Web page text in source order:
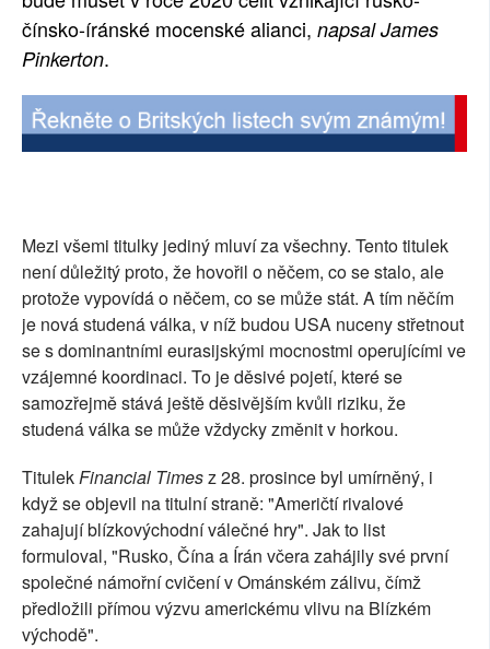
SOCIÁLNÍ SÍTĚ
PLNÁ VERZE STRÁNEK
čínsko-íránské mocenské alianci, napsal James
Pinkerton.
Mezi všemi titulky jediný mluví za všechny. Tento titulek
není důležitý proto, že hovořil o něčem, co se stalo, ale
protože vypovídá o něčem, co se může stát. A tím něčím
je nová studená válka, v níž budou USA nuceny střetnout
se s dominantními eurasijskými mocnostmi operujícími ve
vzájemné koordinaci. To je děsivé pojetí, které se
samozřejmě stává ještě děsivějším kvůli riziku, že
studená válka se může vždycky změnit v horkou.
TitulekFinancial Timesz 28. prosince byl umírněný, i
když se objevil na titulní straně: "Američtí rivalové
zahajují blízkovýchodní válečné hry". Jak to list
formuloval, "Rusko, Čína a Írán včera zahájily své první
společné námořní cvičení v Ománském zálivu, čímž
předložili přímou výzvu americkému vlivu na Blízkém
východě".